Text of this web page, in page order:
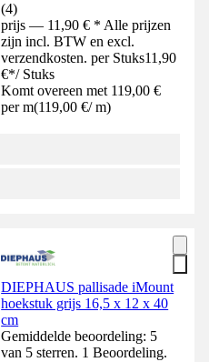
(4)
prijs — 11,90 € * Alle prijzen
zijn incl. BTW en excl.
verzendkosten. per Stuks11,90
€*/ Stuks
Komt overeen met 119,00 €
per m(119,00 €/ m)
DIEPHAUS pallisade iMount
hoekstuk grijs 16,5 x 12 x 40
cm
Gemiddelde beoordeling: 5
van 5 sterren. 1 Beoordeling.